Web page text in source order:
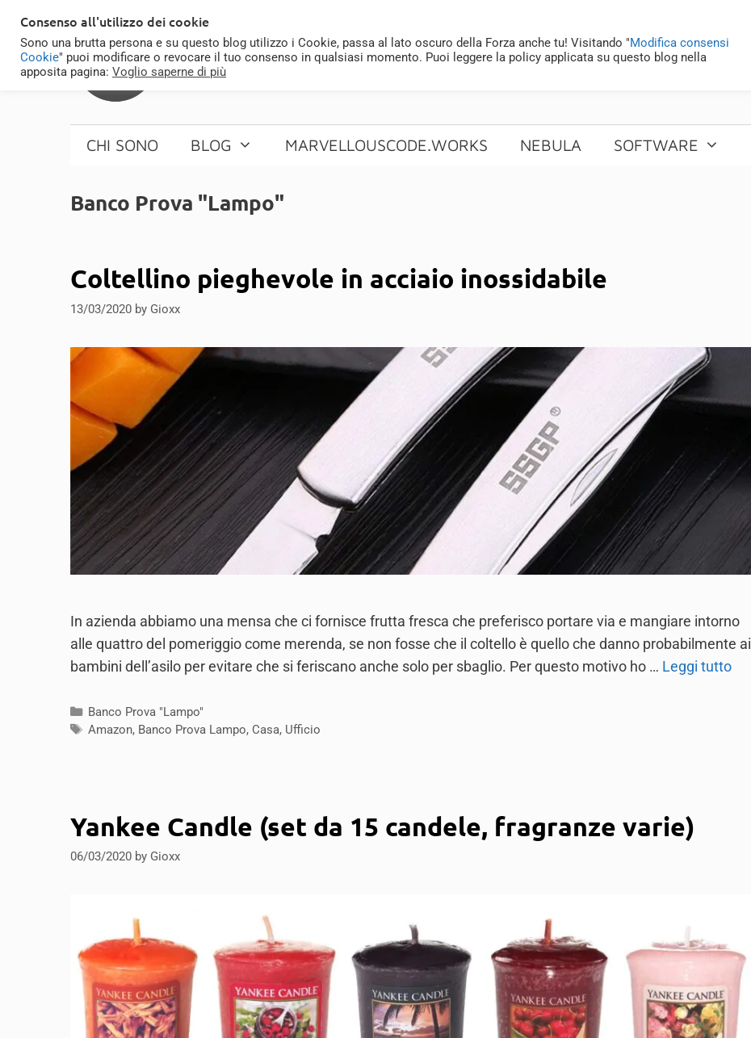
content
CHI SONO BLOG MARVELLOUSCODE.WORKS NEBULA SOFTWARE
Banco Prova "Lampo"
Coltellino pieghevole in acciaio inossidabile
13/03/2020 by Gioxx
In azienda abbiamo una mensa che ci fornisce frutta fresca che preferisco portare via e mangiare intorno
alle quattro del pomeriggio come merenda, se non fosse che il coltello è quello che danno probabilmente ai
bambini dell’asilo per evitare che si feriscano anche solo per sbaglio. Per questo motivo ho … Leggi tutto
Categories
Banco Prova "Lampo"
Tags
Amazon, Banco Prova Lampo, Casa, Ufficio
Yankee Candle (set da 15 candele, fragranze varie)
06/03/2020 by Gioxx
Consenso all'utilizzo dei cookie
Sono una brutta persona e su questo blog utilizzo i Cookie, passa al lato oscuro della Forza anche tu! Visitando "Modifica consensi
Cookie" puoi modificare o revocare il tuo consenso in qualsiasi momento. Puoi leggere la policy applicata su questo blog nella
apposita pagina: Voglio saperne di più